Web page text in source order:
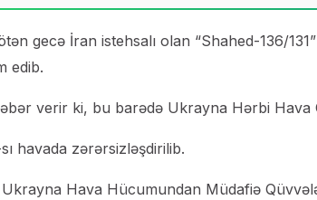
gecə İran istehsalı olan “Shahed-136/
edib.
verir ki, bu barədə Ukrayna Hərbi Hava
havada zərərsizləşdirilib.
Hava Hücumundan Müdafiə